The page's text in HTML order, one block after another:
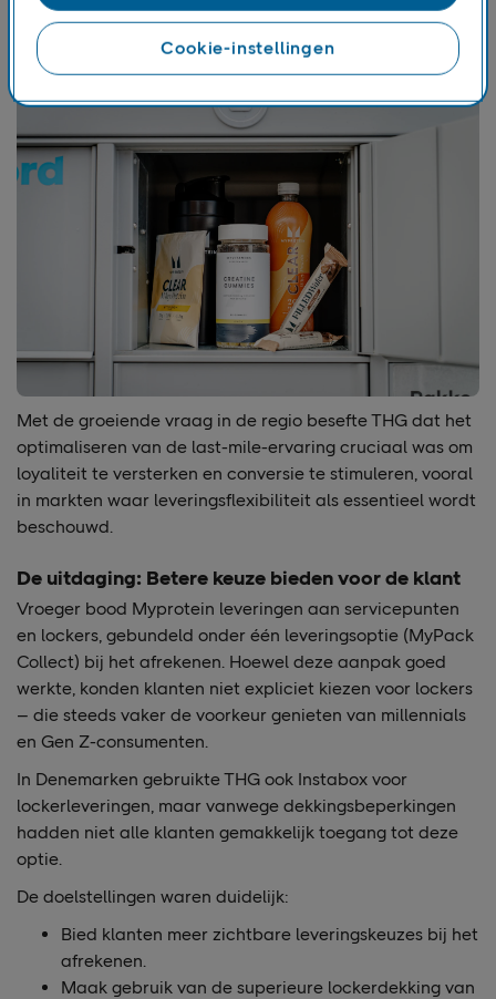
mix van kwaliteit, betaalbaarheid en milieubewustzijn
van Myprotein maakt het bijzonder geliefd in Zweden,
Denemarken en Finland.
Met de groeiende vraag in de regio besefte THG dat het
optimaliseren van de last-mile-ervaring cruciaal was om
loyaliteit te versterken en conversie te stimuleren, vooral
in markten waar leveringsflexibiliteit als essentieel wordt
beschouwd.
De uitdaging: Betere keuze bieden voor de klant
Vroeger bood Myprotein leveringen aan servicepunten
en lockers, gebundeld onder één leveringsoptie (MyPack
Collect) bij het afrekenen. Hoewel deze aanpak goed
werkte, konden klanten niet expliciet kiezen voor lockers
– die steeds vaker de voorkeur genieten van millennials
en Gen Z-consumenten.
In Denemarken gebruikte THG ook Instabox voor
lockerleveringen, maar vanwege dekkingsbeperkingen
hadden niet alle klanten gemakkelijk toegang tot deze
optie.
De doelstellingen waren duidelijk:
Bied klanten meer zichtbare leveringskeuzes bij het
afrekenen.
Maak gebruik van de superieure lockerdekking van
Cookie-instellingen